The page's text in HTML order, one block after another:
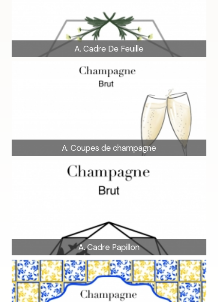
A. Cadre De Feuille
A. Coupes de champagne
A. Cadre Papillon